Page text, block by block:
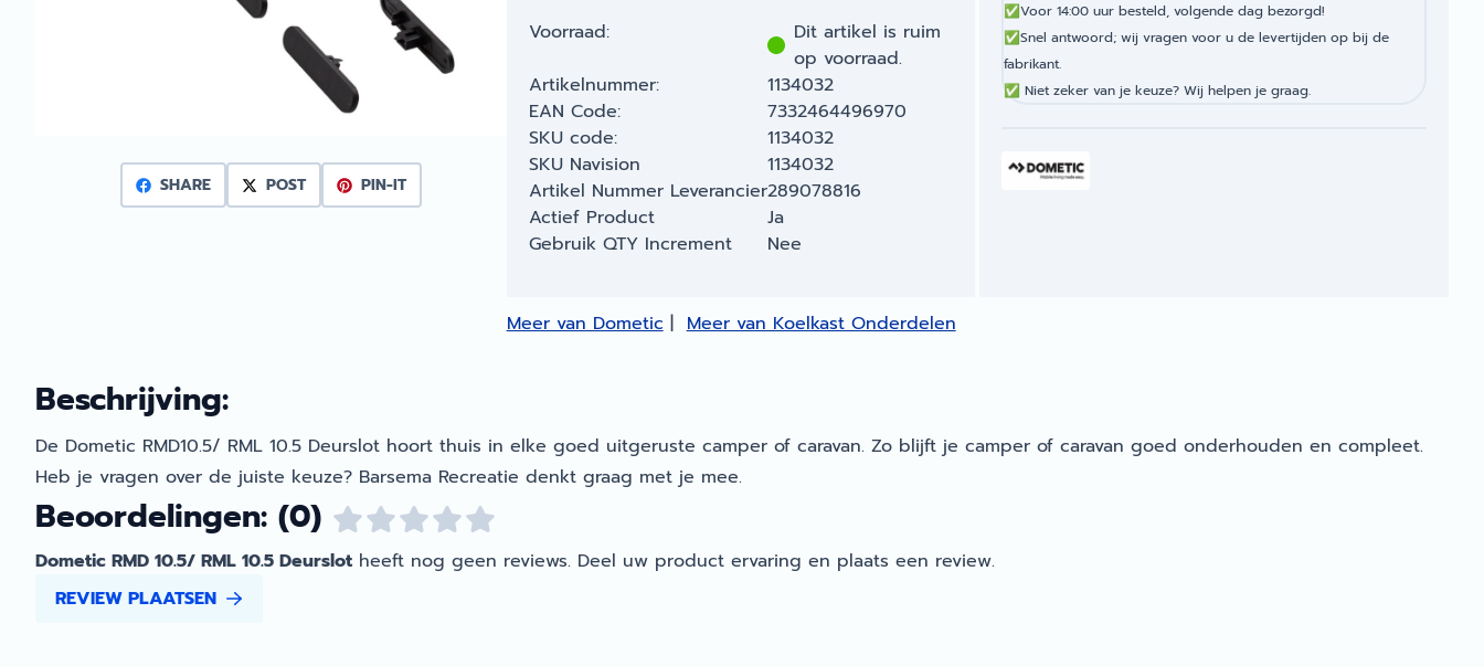
SHARE POST PIN-IT
Voorraad:
Dit artikel is ruim
op voorraad.
Artikelnummer:
1134032
EAN Code:
7332464496970
SKU code:
1134032
SKU Navision
1134032
Artikel Nummer Leverancier289078816
Actief Product
Ja
Gebruik QTY Increment
Nee
✅Voor 14:00 uur besteld, volgende dag bezorgd!
✅Snel antwoord; wij vragen voor u de levertijden op bij de
fabrikant.
✅Niet zeker van je keuze? Wij helpen je graag.
Meer van Dometic|Meer van Koelkast Onderdelen
Beschrijving:
De Dometic RMD10.5/ RML 10.5 Deurslot hoort thuis in elke goed uitgeruste camper of caravan. Zo blijft je camper of caravan goed onderhouden en compleet.
Heb je vragen over de juiste keuze? Barsema Recreatie denkt graag met je mee.
Beoordelingen: (0)
Dometic RMD 10.5/ RML 10.5 Deurslot heeft nog geen reviews. Deel uw product ervaring en plaats een review.
REVIEW PLAATSEN